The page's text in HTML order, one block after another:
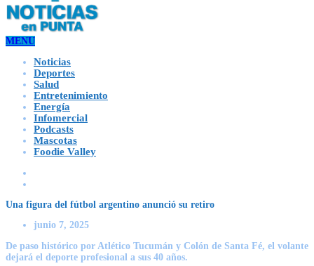
MENU
Noticias
Deportes
Salud
Entretenimiento
Energía
Infomercial
Podcasts
Mascotas
Foodie Valley
Una figura del fútbol argentino anunció su retiro
junio 7, 2025
De paso histórico por Atlético Tucumán y Colón de Santa Fé, el volante
dejará el deporte profesional a sus 40 años.